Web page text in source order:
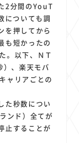
2分間のYouT
についても調
を押してから
も短かったの
。以下、ＮＴ
、楽天モバ
ャリアごとの
た秒数につい
ンド）全てが
止することが